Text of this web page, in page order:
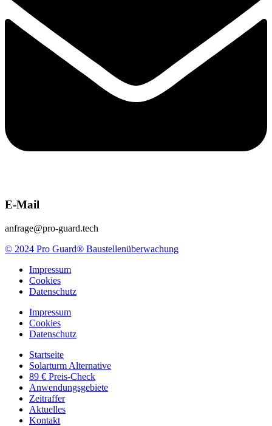
E-Mail
anfrage@pro-guard.tech
© 2024 Pro Guard® Baustellenüberwachung
Impressum
Cookies
Datenschutz
Impressum
Cookies
Datenschutz
Startseite
Solarturm Alternative
89 € Preis-Check
Anwendungs­gebiete
Zeitraffer
Aktuelles
Kontakt